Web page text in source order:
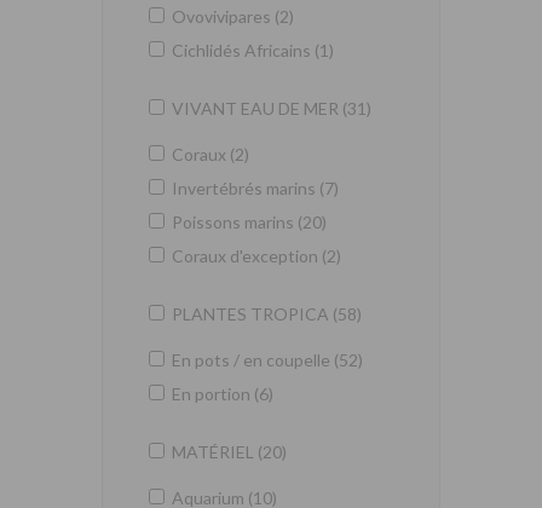
Ovovivipares (2)
Cichlidés Africains (1)
VIVANT EAU DE MER (31)
Coraux (2)
Invertébrés marins (7)
Poissons marins (20)
Coraux d'exception (2)
PLANTES TROPICA (58)
En pots / en coupelle (52)
En portion (6)
MATÉRIEL (20)
Aquarium (10)